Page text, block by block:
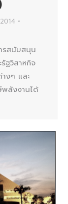
รสนับสนุน
ฐวิสาหกิจ
งๆ และ
ลังงานได้